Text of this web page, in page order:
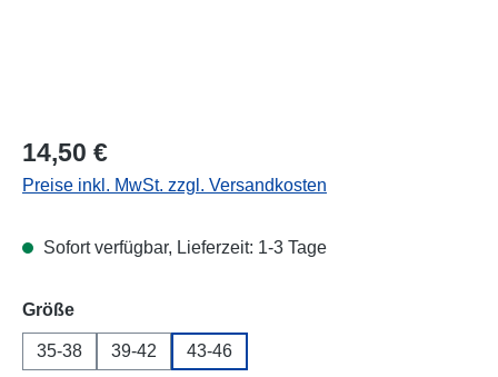
Regulärer Preis:
14,50 €
Preise inkl. MwSt. zzgl. Versandkosten
Sofort verfügbar, Lieferzeit: 1-3 Tage
Größeauswählen
35-38 39-42 43-46